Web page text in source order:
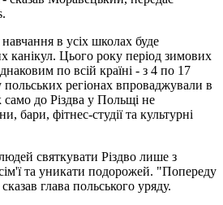
в усіх школах буде
канікул. Цього року період зимових
по всій країні - з 4 по 17
польських регіонах впроваджували в
само до Різдва у Польщі не
бари, фітнес-студії та культурні
святкувати Різдво лише з
та уникати подорожей. "Попереду
глава польського уряду.